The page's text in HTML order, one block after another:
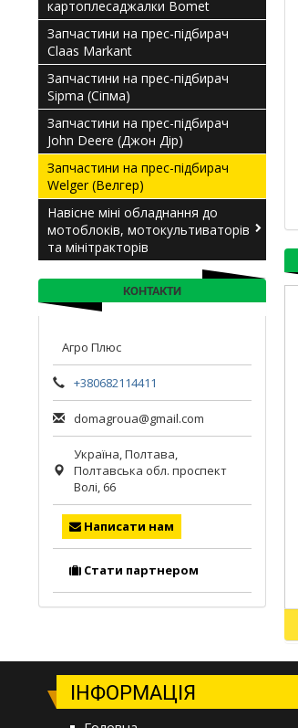
картоплесаджалки Bomet
Запчастини на прес-підбирач
Claas Мarkant
Запчастини на прес-підбирач
Sipma (Сіпма)
Запчастини на прес-підбирач
John Deere (Джон Дір)
Запчастини на прес-підбирач
Welger (Велгер)
Навісне міні обладнання до
мотоблоків, мотокультиваторів
та мінітракторів
КОНТАКТИ
Агро Плюс
+380682114411
domagroua@gmail.com
Україна,Полтава,
Полтавська обл. проспект
Волі, 66
Написати нам
Стати партнером
ІНФОРМАЦІЯ